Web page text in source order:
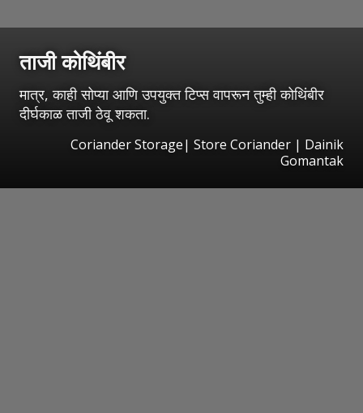
ताजी कोथिंबीर
मात्र, काही सोप्या आणि उपयुक्त टिप्स वापरून तुम्ही कोथिंबीर
दीर्घकाळ ताजी ठेवू शकता.
Coriander Storage| Store Coriander | Dainik
Gomantak